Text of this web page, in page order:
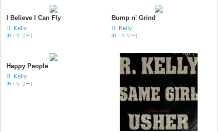
I Believe I Can Fly
R. Kelly
(R・ケリー)
Bump n' Grind
R. Kelly
(R・ケリー)
Happy People
R. Kelly
(R・ケリー)